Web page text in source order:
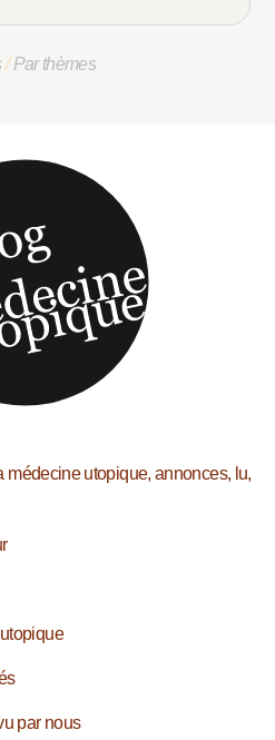
/Par thèmes
médecine utopique, annonces, lu,
par nous